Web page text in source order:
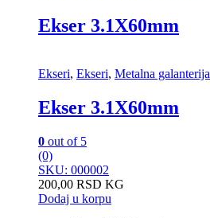
Ekser 3.1X60mm
Ekseri, Ekseri, Metalna galanterija
Ekser 3.1X60mm
0 out of 5
(0)
SKU: 000002
200,00 RSD KG
Dodaj u korpu